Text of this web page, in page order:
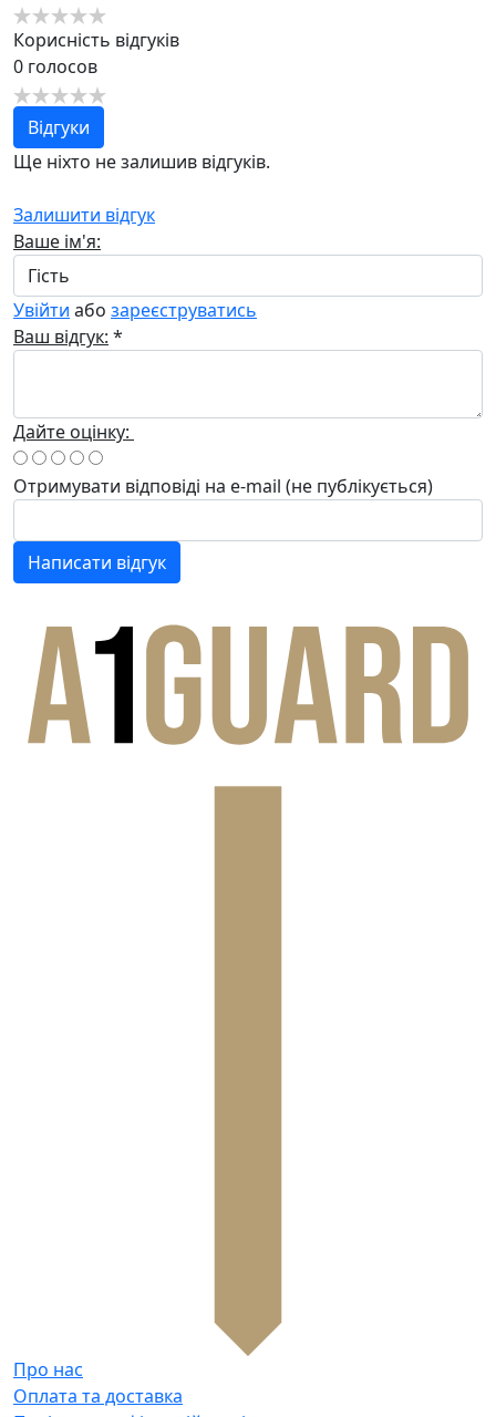
Корисність відгуків
0 голосов
Відгуки
Ще ніхто не залишив відгуків.
Залишити відгук
Ваше ім'я:
Увійти або зареєструватись
Ваш відгук: *
Дайте оцінку:
Отримувати відповіді на e-mail (не публікується)
Написати відгук
Про нас
Оплата та доставка